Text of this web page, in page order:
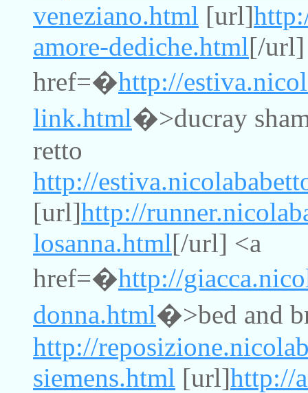
veneziano.html [url]
amore-dediche.html[/url]
href=�http://
link.html�>ducray
retto
http://
[url]http://
losanna.html[/url] <a
href=�http://
donna.html�>bed and
http://
siemens.html [url]http://